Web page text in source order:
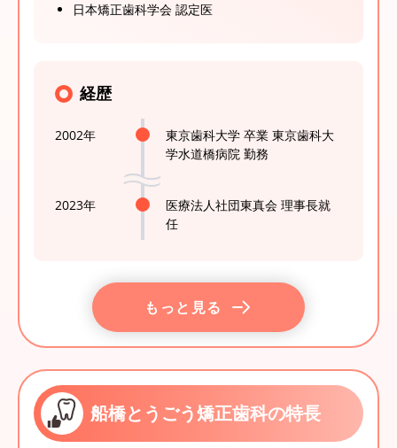
日本矯正歯科学会 認定医
経歴
2002年
東京歯科大学 卒業 東京歯科大
学水道橋病院 勤務
2023年
医療法人社団東真会 理事長就
任
もっと見る
船橋とうごう矯正歯科の特長